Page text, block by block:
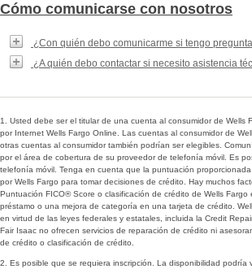
Cómo comunicarse con nosotros
¿Con quién debo comunicarme si tengo
¿A quién debo contactar si necesito asistencia
1. Usted debe ser el titular de una cuenta al consumidor de
por Internet Wells Fargo Online. Las cuentas al consumidor de
otras cuentas al consumidor también podrían ser elegibles.
por el área de cobertura de su proveedor de telefonía móvil. Es
telefonía móvil. Tenga en cuenta que la puntuación
por Wells Fargo para tomar decisiones de crédito. Hay muchos
Puntuación FICO® Score o clasificación de crédito de Wells
préstamo o una mejora de categoría en una tarjeta de crédito.
en virtud de las leyes federales y estatales, incluida la Credit
Fair Isaac no ofrecen servicios de reparación de crédito ni
de crédito o clasificación de crédito.
2. Es posible que se requiera inscripción. La disponibilidad